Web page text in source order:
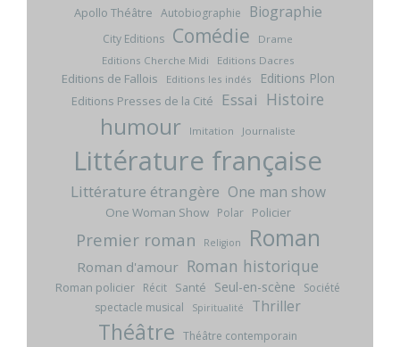
Apollo Théâtre Autobiographie Biographie
City Editions Comédie
Drame
Editions Cherche Midi
Editions Dacres
Editions de Fallois Editions les indés Editions Plon
Editions Presses de la Cité Essai Histoire
humour Imitation Journaliste
Littérature française
Littérature étrangère One man show
One Woman Show Polar Policier
Premier roman Religion Roman
Roman d'amour Roman historique
Roman policier Récit Santé Seul-en-scène
Société
spectacle musical
Spiritualité Thriller
Théâtre Théâtre contemporain